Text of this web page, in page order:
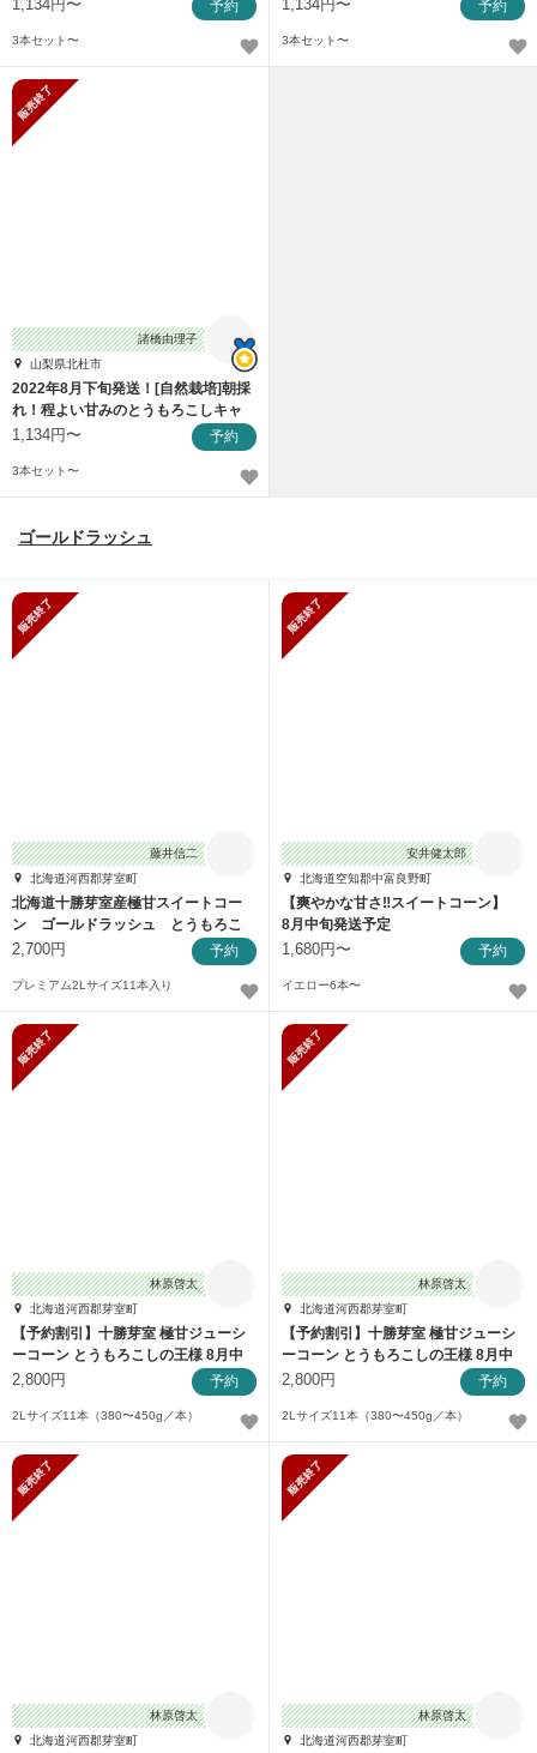
1,134円〜 予約
3本セット〜
1,134円〜 予約
3本セット〜
諸橋由理子
山梨県北杜市
2022年8月下旬発送！[自然栽培]朝採
れ！程よい甘みのとうもろこしキャ
ンベラ
1,134円〜 予約
3本セット〜
ゴールドラッシュ
藤井信二
北海道河西郡芽室町
北海道十勝芽室産極甘スイートコー
ン ゴールドラッシュ とうもろこ
し トウキビ
2,700円 予約
プレミアム2Lサイズ11本入り
安井健太郎
北海道空知郡中富良野町
【爽やかな甘さ‼︎スイートコーン】
8月中旬発送予定
1,680円〜 予約
イエロー6本〜
林原啓太
北海道河西郡芽室町
【予約割引】十勝芽室 極甘ジューシ
ーコーン とうもろこしの王様 8月中
旬発送
2,800円 予約
2Lサイズ11本（380〜450g／本）
林原啓太
北海道河西郡芽室町
【予約割引】十勝芽室 極甘ジューシ
ーコーン とうもろこしの王様 8月中
旬発送
2,800円 予約
2Lサイズ11本（380〜450g／本）
林原啓太
北海道河西郡芽室町
林原啓太
北海道河西郡芽室町